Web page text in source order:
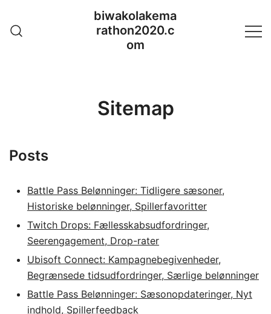
content
biwakolakema
rathon2020.c
om
Sitemap
Posts
Battle Pass Belønninger: Tidligere sæsoner,
Historiske belønninger, Spillerfavoritter
Twitch Drops: Fællesskabsudfordringer,
Seerengagement, Drop-rater
Ubisoft Connect: Kampagnebegivenheder,
Begrænsede tidsudfordringer, Særlige belønninger
Battle Pass Belønninger: Sæsonopdateringer, Nyt
indhold, Spillerfeedback